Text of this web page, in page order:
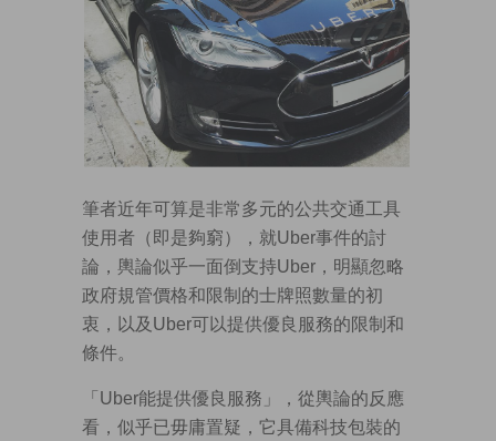
筆者近年可算是非常多元的公共交通工具
使用者（即是夠窮），就Uber事件的討
論，輿論似乎一面倒支持Uber，明顯忽略
政府規管價格和限制的士牌照數量的初
衷，以及Uber可以提供優良服務的限制和
條件。
「Uber能提供優良服務」，從輿論的反應
看，似乎已毋庸置疑，它具備科技包裝的